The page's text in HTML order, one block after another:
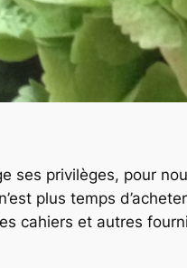
ses privilèges, pour
plus temps
cahiers et autres